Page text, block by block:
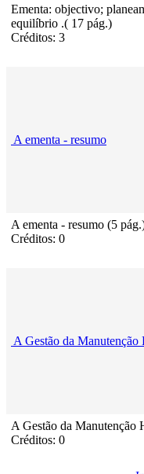
Ementa: objectivo;
equilíbrio .( 17 pág.)
Créditos: 3
A ementa - resumo
A ementa - resumo (5
Créditos: 0
A Gestão da Manutenção
A Gestão da Manutenção
Créditos: 0